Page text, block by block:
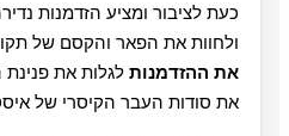
כעת לציבור ומציע הזדמנות
ולחוות את הפאר והקסם של
את ההזדמנות לגלות את
את סודות העבר הקיסרי של